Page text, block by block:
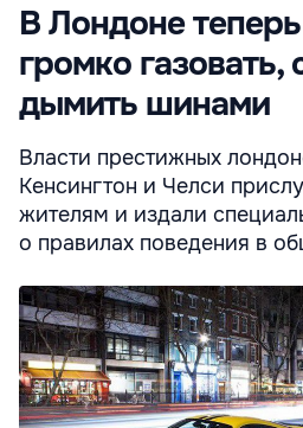
В Лондоне
громко газовать,
дымить шинами
Власти престижных
Кенсингтон и Челси
жителям и издали
о правилах поведения в